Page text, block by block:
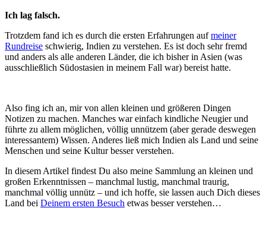
Ich lag falsch.
Trotzdem fand ich es durch die ersten Erfahrungen aufmeiner
Rundreise schwierig, Indien zu verstehen. Es ist doch sehr fremd
und anders als alle anderen Länder, die ich bisher in Asien (was
ausschließlich Südostasien in meinem Fall war) bereist hatte.
Also fing ich an, mir von allen kleinen und größeren Dingen
Notizen zu machen. Manches war einfach kindliche Neugier und
führte zu allem möglichen, völlig unnützem (aber gerade deswegen
interessantem) Wissen. Anderes ließ mich Indien als Land und seine
Menschen und seine Kultur besser verstehen.
In diesem Artikel findest Du also meine Sammlung an kleinen und
großen Erkenntnissen – manchmal lustig, manchmal traurig,
manchmal völlig unnütz – und ich hoffe, sie lassen auch Dich dieses
Land bei Deinem ersten Besuch etwas besser verstehen…